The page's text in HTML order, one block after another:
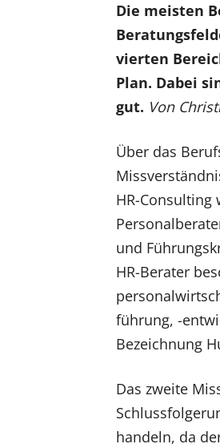
Die meisten
vierten
Plan. Dabei
gut. Von
Über das
HR-
und
HR-Berater
führung, -
Bezeichnung
Das zweite
handeln, da